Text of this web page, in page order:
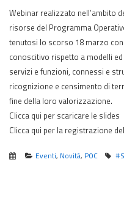
Webinar realizzato nell’ambito
risorse del Programma
tenutosi lo scorso 18 marzo
conoscitivo rispetto a modelli
servizi e funzioni, connessi e
ricognizione e censimento di
fine della loro valorizzazione.
Clicca qui per scaricare le slides
Clicca qui per la registrazione
Eventi, Novità, POC